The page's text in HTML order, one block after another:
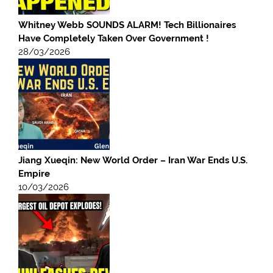
Whitney Webb SOUNDS ALARM! Tech Billionaires
Have Completely Taken Over Government !
28/03/2026
Jiang Xueqin: New World Order – Iran War Ends U.S.
Empire
10/03/2026